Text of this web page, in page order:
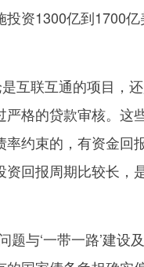
资1300亿到1700
联互通的项目，
格的贷款审核。这
约束的，有资金回
回报周期比较长，
‘一带一路’建设